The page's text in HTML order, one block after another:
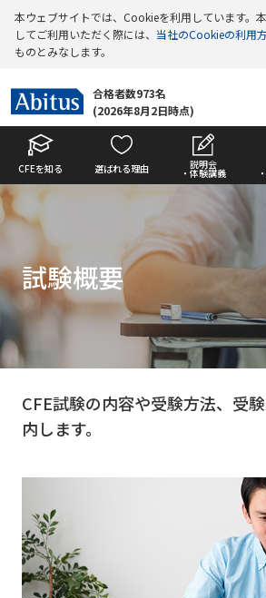
本ウェブサイトでは、Cookieを利用しています。
してご利用いただく際には、 当社のCookieの利用
ものとみなします。
合格者数973名
(2026年8月2日時点)
CFEを知る 選ばれる理由 説明会
・体験講義
試験概要
CFE試験の内容や受験方法、受
内します。